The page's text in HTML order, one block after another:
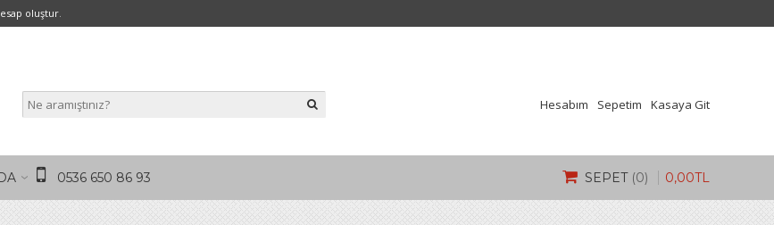
oluştur.
Hesabım Sepetim Kasaya Git
0536 650 86 93 SEPET (0) 0,00TL